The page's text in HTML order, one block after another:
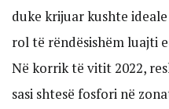
duke krijuar kushte
rol të rëndësishëm luajti
Në korrik të vitit 2022,
sasi shtesë fosfori në